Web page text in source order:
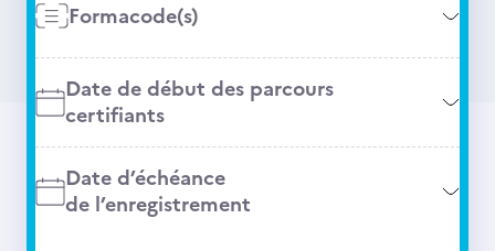
Formacode(s)
Date de début des parcours
certifiants
Date d’échéance
de l’enregistrement